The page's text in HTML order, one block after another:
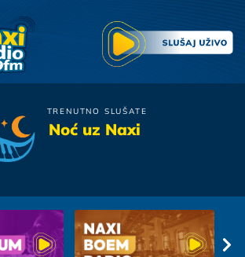
TRENUTNO SLUŠATE
Noć uz NaxiParni Valjak